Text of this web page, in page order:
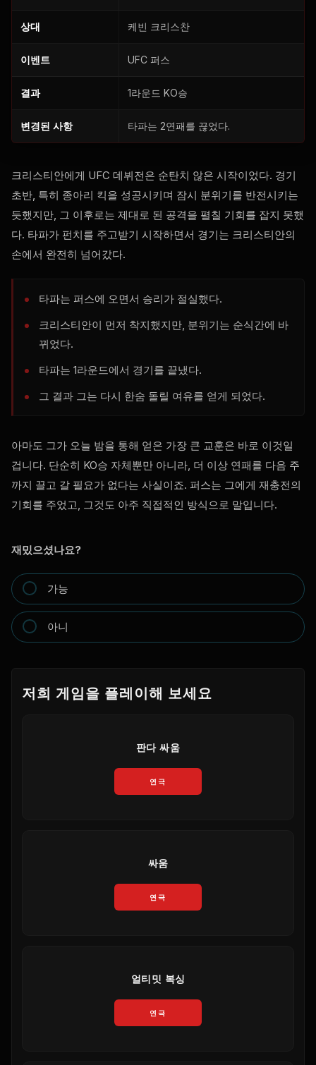
상대 케빈 크리스찬
이벤트 UFC 퍼스
결과 1라운드 KO승
변경된 사항 타파는 2연패를 끊었다.
크리스티안에게 UFC 데뷔전은 순탄치 않은 시작이었다. 경기
초반, 특히 종아리 킥을 성공시키며 잠시 분위기를 반전시키는
듯했지만, 그 이후로는 제대로 된 공격을 펼칠 기회를 잡지 못했
다. 타파가 펀치를 주고받기 시작하면서 경기는 크리스티안의
손에서 완전히 넘어갔다.
타파는 퍼스에 오면서 승리가 절실했다.
크리스티안이 먼저 착지했지만, 분위기는 순식간에 바
뀌었다.
타파는 1라운드에서 경기를 끝냈다.
그 결과 그는 다시 한숨 돌릴 여유를 얻게 되었다.
아마도 그가 오늘 밤을 통해 얻은 가장 큰 교훈은 바로 이것일
겁니다. 단순히 KO승 자체뿐만 아니라, 더 이상 연패를 다음 주
까지 끌고 갈 필요가 없다는 사실이죠. 퍼스는 그에게 재충전의
기회를 주었고, 그것도 아주 직접적인 방식으로 말입니다.
재밌으셨나요?
가능
아니
저희 게임을 플레이해 보세요
판다 싸움
연극
싸움
연극
얼티밋 복싱
연극